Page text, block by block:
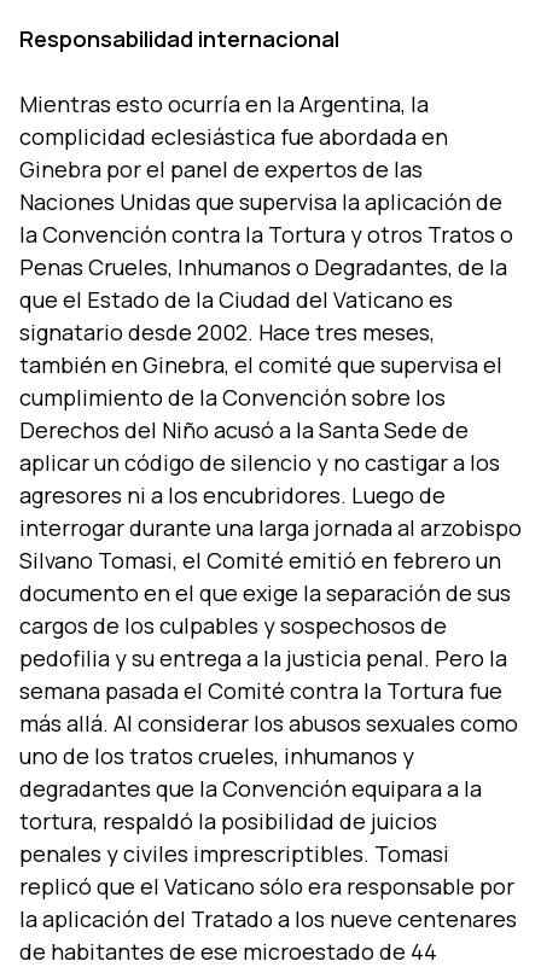
Responsabilidad internacional
Mientras esto ocurrí­a en la Argentina, la
complicidad eclesiástica fue abordada en
Ginebra por el panel de expertos de las
Naciones Unidas que supervisa la aplicación de
la Convención contra la Tortura y otros Tratos o
Penas Crueles, Inhumanos o Degradantes, de la
que el Estado de la Ciudad del Vaticano es
signatario desde 2002. Hace tres meses,
también en Ginebra, el comité que supervisa el
cumplimiento de la Convención sobre los
Derechos del Niño acusó a la Santa Sede de
aplicar un código de silencio y no castigar a los
agresores ni a los encubridores. Luego de
interrogar durante una larga jornada al arzobispo
Silvano Tomasi, el Comité emitió en febrero un
documento en el que exige la separación de sus
cargos de los culpables y sospechosos de
pedofilia y su entrega a la justicia penal. Pero la
semana pasada el Comité contra la Tortura fue
más allá. Al considerar los abusos sexuales como
uno de los tratos crueles, inhumanos y
degradantes que la Convención equipara a la
tortura, respaldó la posibilidad de juicios
penales y civiles imprescriptibles. Tomasi
replicó que el Vaticano sólo era responsable por
la aplicación del Tratado a los nueve centenares
de habitantes de ese microestado de 44